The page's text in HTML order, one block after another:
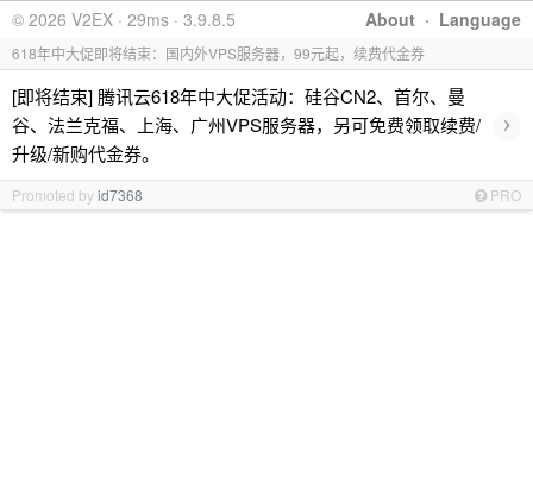
About · Language
© 2026 V2EX · 29ms · 3.9.8.5
618年中大促即将结束：国内外VPS服务器，99元起，续费代金券
[即将结束] 腾讯云618年中大促活动：硅谷CN2、首尔、曼
谷、法兰克福、上海、广州VPS服务器，另可免费领取续费/
升级/新购代金券。
›
Promoted byid7368 PRO